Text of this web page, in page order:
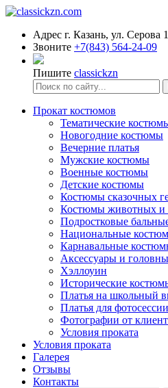
Адрес г. Казань, ул. Серова
Звоните +7(843) 564-24-09
Пишите classickzn
Прокат костюмов
Тематические
Новогодние костюмы
Вечерние платья
Мужские костюмы
Военные костюмы
Детские костюмы
Костюмы сказочных
Костюмы животных и
Подростковые
Национальные
Карнавальные
Аксессуары и
Хэллоуин
Исторические
Платья на школьный
Платья для фотосессии
Фотографии от
Условия проката
Условия проката
Галерея
Отзывы
Контакты